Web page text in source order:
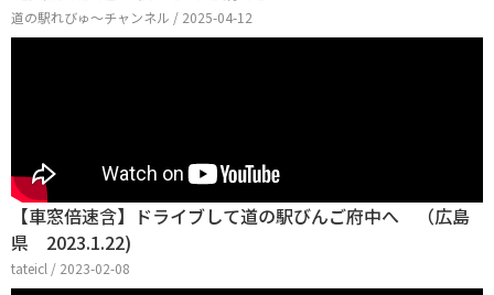
道の駅れびゅ〜チャンネル / 2025-04-12
【車窓倍速含】ドライブして道の駅びんご府中へ （広島
県 2023.1.22)
tateicl / 2023-02-08